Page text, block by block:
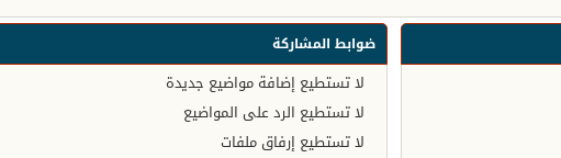
ضوابط المشاركة
لا تستطيع إضافة مواضيع جديدة
لا تستطيع الرد على المواضيع
لا تستطيع إرفاق ملفات